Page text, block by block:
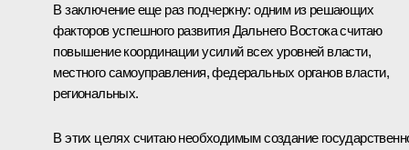
В заключение еще раз подчеркну: одним из решающих
факторов успешного развития Дальнего Востока считаю
повышение координации усилий всех уровней власти,
местного самоуправления, федеральных органов власти,
региональных.
В этих целях считаю необходимым создание